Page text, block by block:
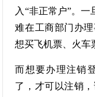
入“非正常户”。
难在工商部门办
想买飞机票、火车
而想要办理注销
了，才可以注销